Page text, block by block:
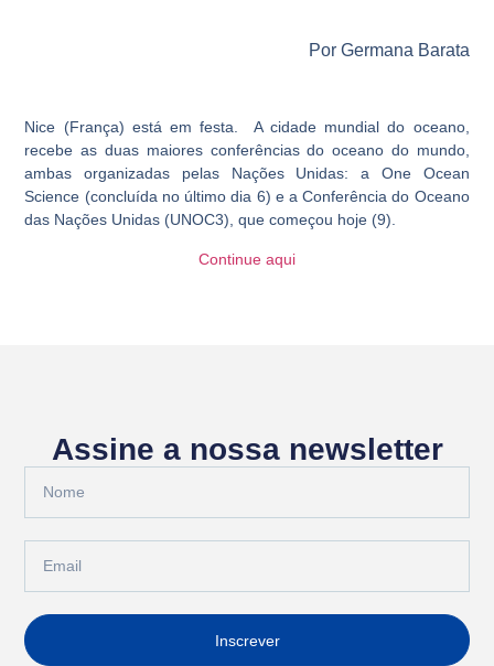
Por Germana Barata
Nice (França) está em festa. A cidade mundial do oceano,
recebe as duas maiores conferências do oceano do mundo,
ambas organizadas pelas Nações Unidas: a One Ocean
Science (concluída no último dia 6) e a Conferência do Oceano
das Nações Unidas (UNOC3), que começou hoje (9).
Continue aqui
Assine a nossa newsletter
Inscrever